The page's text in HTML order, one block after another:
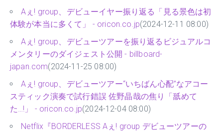
Aぇ! group、デビューイヤー振り返る「見る景色は初
体験が本当に多くて」 - oricon.co.jp(2024-12-11 08:00)
Aぇ! group、デビューツアーを振り返るビジュアルコ
メンタリーのダイジェスト公開 - billboard-
japan.com(2024-11-25 08:00)
Aぇ! group、デビューツアー“いちばん心配”なアコー
スティック演奏で試行錯誤 佐野晶哉の焦り「舐めて
た…!」 - oricon.co.jp(2024-12-04 08:00)
Netflix『BORDERLESS Aぇ! group デビューツアーの